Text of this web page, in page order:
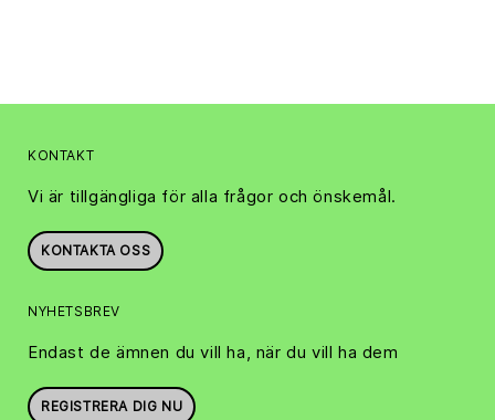
KONTAKT
Vi är tillgängliga för alla frågor och önskemål.
KONTAKTA OSS
NYHETSBREV
Endast de ämnen du vill ha, när du vill ha dem
REGISTRERA DIG NU